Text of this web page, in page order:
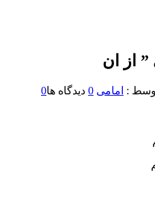
از ان
: امامی 0 دیدگاه ها0